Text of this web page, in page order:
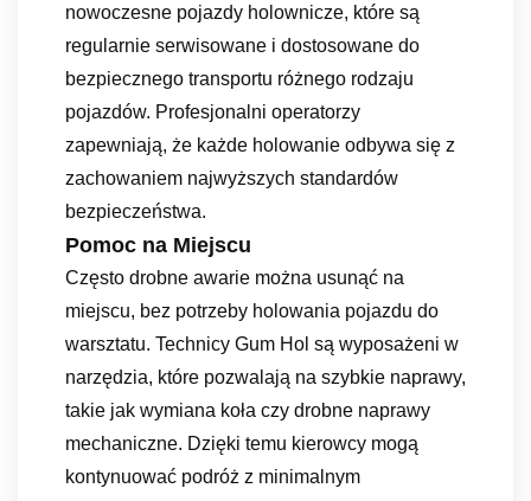
nowoczesne pojazdy holownicze, które są
regularnie serwisowane i dostosowane do
bezpiecznego transportu różnego rodzaju
pojazdów. Profesjonalni operatorzy
zapewniają, że każde holowanie odbywa się z
zachowaniem najwyższych standardów
bezpieczeństwa.
Pomoc na Miejscu
Często drobne awarie można usunąć na
miejscu, bez potrzeby holowania pojazdu do
warsztatu. Technicy Gum Hol są wyposażeni w
narzędzia, które pozwalają na szybkie naprawy,
takie jak wymiana koła czy drobne naprawy
mechaniczne. Dzięki temu kierowcy mogą
kontynuować podróż z minimalnym